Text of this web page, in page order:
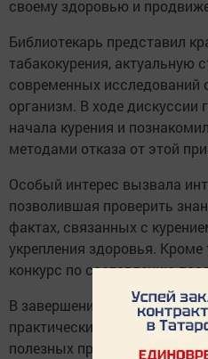
своему здоровью и
Библиотекарь представил
табакокурения, актуальную
современных исследований
организм. В ходе дискуссии
начала курения и
методами отказа от этой
Особый интерес вызвала
позволившая проверить
фактах, связанных с
укрепления здоровья.
конкурс по составлению
В завершение встречи
практические
полезных привычек,